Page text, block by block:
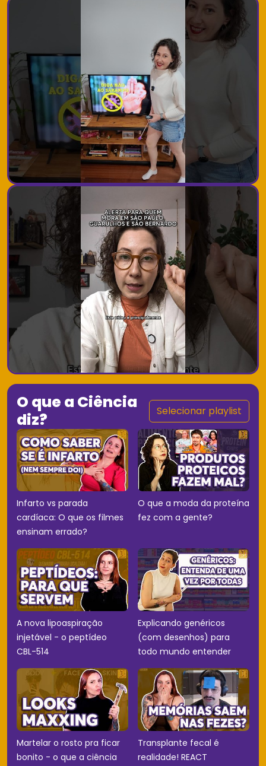
O que a Ciência
diz?
Selecionar playlist
Infarto vs parada
cardíaca: O que os filmes
ensinam errado?
O que a moda da proteína
fez com a gente?
A nova lipoaspiração
injetável - o peptídeo
CBL-514
Explicando genéricos
(com desenhos) para
todo mundo entender
Martelar o rosto pra ficar
bonito - o que a ciência
Transplante fecal é
realidade! REACT